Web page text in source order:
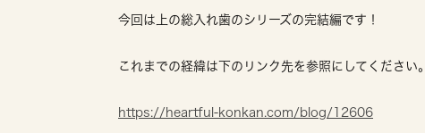
今回は上の総入れ歯のシリーズの完結編です！
これまでの経緯は下のリンク先を参照にしてください。
https://heartful-konkan.com/blog/12606